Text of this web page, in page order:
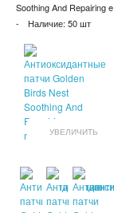
Soothing And Repairing e
Наличие: 50 шт
УВЕЛИЧИТЬ